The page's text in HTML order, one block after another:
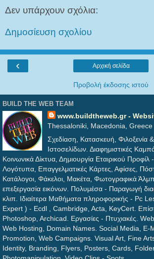
Δεν υπάρχουν σχόλια:
Δημοσίευση σχολίου
‹ Αρχική σελίδα
Προβολή έκδοσης ιστού
BUILD THE WEB TEAM
www.buildtheweb.gr -
Thessaloniki, Macedonia, Greece
Σχεδίαση, Κατασκευή,
Ιστοσελίδων. Διαφημιστικές
Κοινωνικά Δίκτυα, Δημιουργία Εταιρικού Προφίλ
Λογότυπα, Επαγγελματικές Κάρτες, Αφίσες,
Κατάλογοι, Φάκελοι, Μακέτα, Φωτογραφικά
επεξεργασία εικόνων. Πολυμέσα - Παραγωγή
κλιπ. Ιδιαίτερα Μαθήματα πληροφορικής - Pc
Expert ) - Ecdl , Cambridge, Acta, KeyCert.
Photoshop, Archicad. Εργασίες - Πτυχιακές.
Web Hosting, Domain Names. Social Media, E-
Promotion, Web Campaigns. Visual Art, Fine
Identity, Branding, Flyers, Posters, Cards,